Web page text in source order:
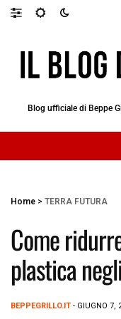
Blog ufficiale di Beppe
Home > TERRA FUTURA
Come
plastica
BEPPEGRILLO.IT - GIUGNO 7,